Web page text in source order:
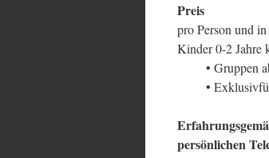
Preis
pro Person und
Kinder 0-2 Jahre
• Gruppen
•
persönlichen